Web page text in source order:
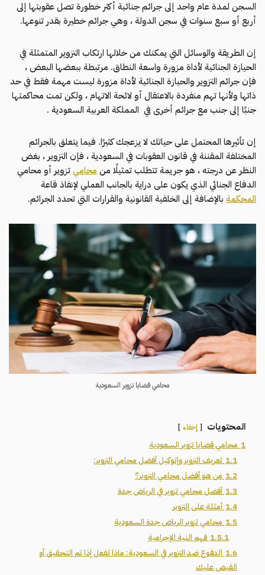
السجن لمدة عام واحد إلى جرائم جنائية أكثر خطورة تصل عقوبتها إلى
أربع أو سبع سنوات في سجن الدولة ، وهي جرائم خطيرة بقدر تنوعها.
إن الطريقة والوسائل التي يمكنك من خلالها ارتكاب التزوير المتمثلة في
الحيازة الجنائية لأداة مزورة واسعة النطاق. مرتبطة ببعضها البعض ،
فإن جرائم التزوير والحيازة الجنائية لأداة مزورة ليست مهمة فقط في حد
ذاتها ولأنها تهم منفردة بالاعتقال أو لائحة الاتهام ، ولكن تمت محاكمتها
جنبًا إلى جنب مع جرائم أخرى في المملكة العربية السعودية .
إن تأثيرها المحتمل على حياتك لا يزعجك كثيرًا. فيما يتعلق بالجرائم
المختلفة المقننة في قانون العقوبات في السعودية ، فإن التزوير ، بغض
النظر عن درجته ، هو جريمة تتطلب تمثيلًا من محاميتزوير أو محامي
الدفاع الجنائي الذي يكون على دراية بالجانب العملي لإنفاذ قاعة
المحكمة بالإضافة إلى الخلفية القانونية والقرارات التي تحدد الجرائم.
محامي قضايا تزوير السعودية
المحتويات إخفاء
1 محامي قضايا تزوير السعودية
1.1 تعريف التزوير وإتوكيل أفضل محامي التزوير:
1.2 من هو أفضل محامي التزوير؟
1.3 أفضل محامي تزوير في الرياض جدة
1.4 أمثلة على التزوير
1.5 محامي تزوير الرياض جدة السعودية
1.5.1 فهم النية الإجرامية
1.6 الدفوع ضد التزوير في السعودية: ماذا تفعل إذا تم التحقيق أو
القبض عليك